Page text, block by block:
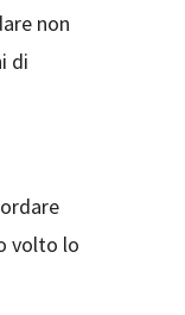
non
di
volto lo